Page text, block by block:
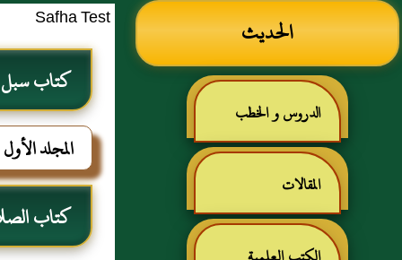
الحديث
الدروس و الخطب
المقالات
Safha Test
كتاب سبل
المجلد الأول
كتاب